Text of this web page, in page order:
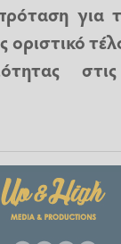
για
στις